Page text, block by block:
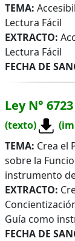
TEMA:
Lectura Fácil
EXTRACTO:
Lectura Fácil
FECHA DE
Ley N° 6723
(texto)
TEMA: Crea el
sobre la
instrumento
EXTRACTO:
Guía como
FECHA DE